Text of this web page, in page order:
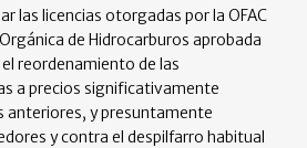
las licencias otorgadas por la OFAC
de Hidrocarburos aprobada
reordenamiento de las
a precios significativamente
anteriores, y presuntamente
y contra el despilfarro habitual